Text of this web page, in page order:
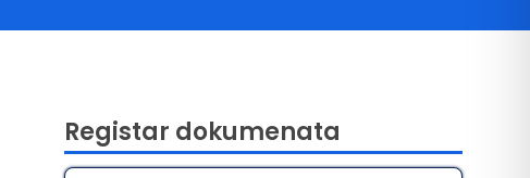
Registar dokumenata